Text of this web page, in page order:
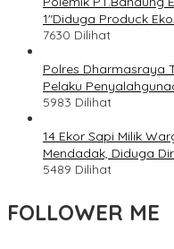
1″Diduga Produck
7630 Dilihat
Polres Dharmasraya
Pelaku
5983 Dilihat
14 Ekor Sapi Milik
Mendadak, Diduga
5489 Dilihat
FOLLOWER ME